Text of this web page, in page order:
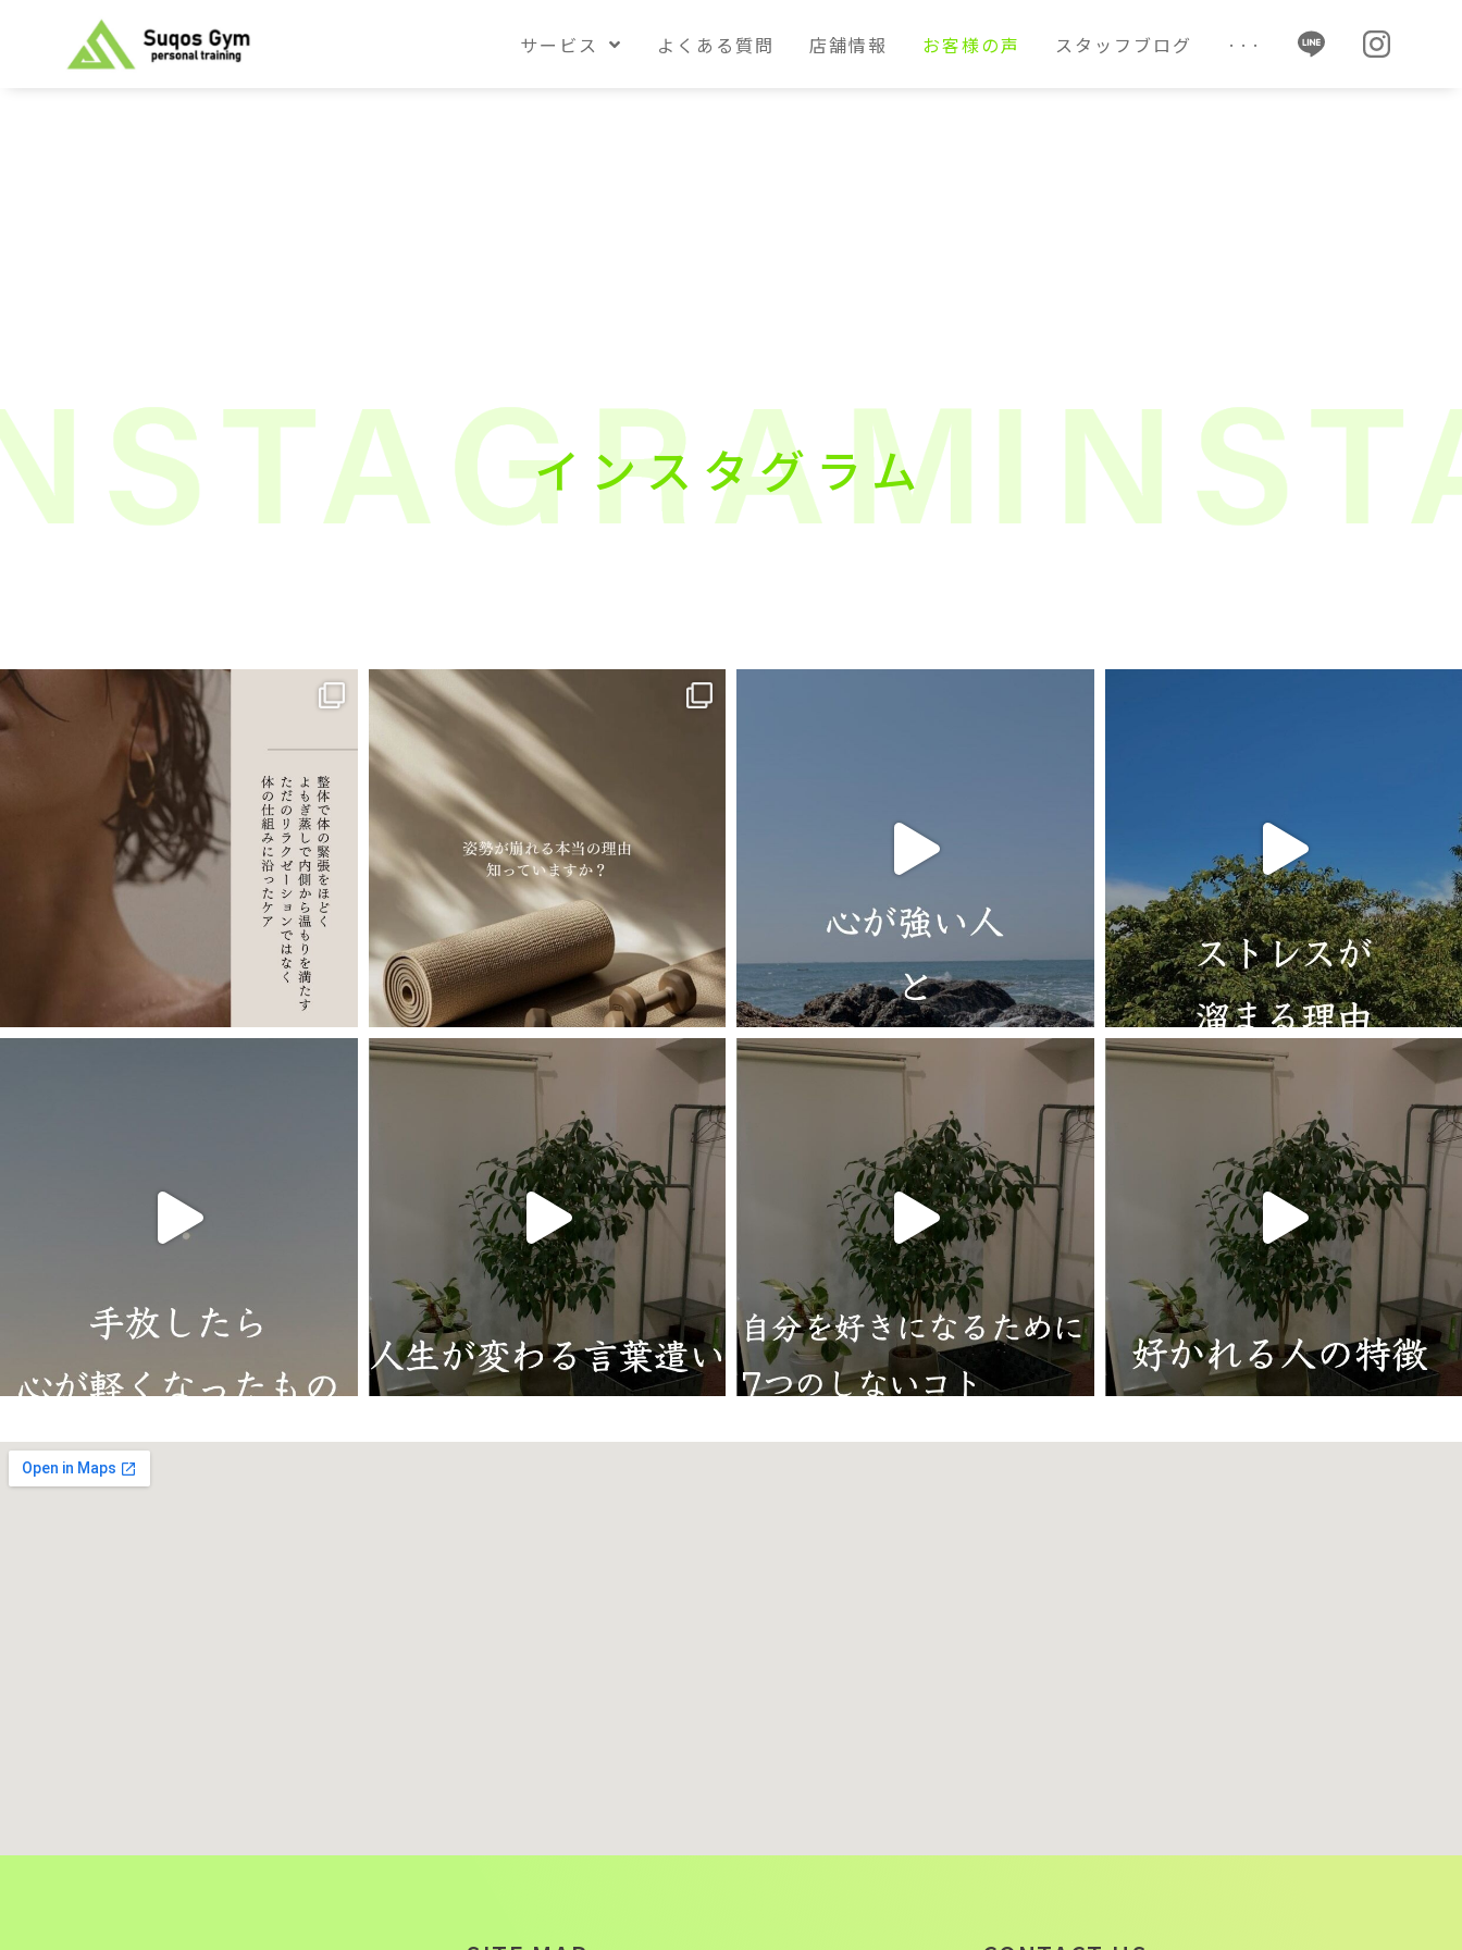
サービス よくある質問 店舗情報 お客様の声 スタッフブログ ···
サービス よくある質問 店舗情報 お客様の声 スタッフブログ ···
インスタグラム